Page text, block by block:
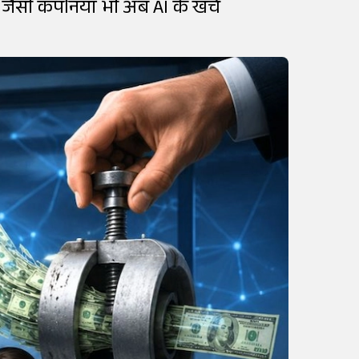
कंपनियां भी अब AI के खर्च